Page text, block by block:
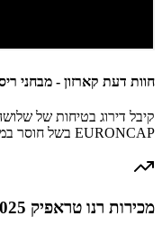
חוות דעת קארזון - מבחני
קיבל דירוג בטיחות של
EURONCAP בשל חוסר במערכות בטיחות מסוימות
מכירות רנו טראפיק 2025 והשוואה למתחרים